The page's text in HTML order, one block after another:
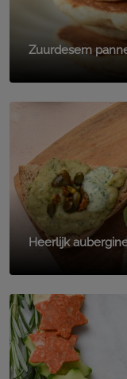
Zuurdesem
Heerlijk